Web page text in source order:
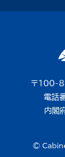
〒100-
電話
内閣
©